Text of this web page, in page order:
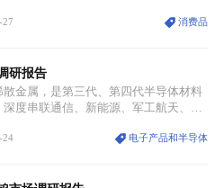
传统节日、古风活动等小众场景，逐步
，行业标准落地、生产技术升级、原
升，进一步夯实产业发展根基，吸引传
旅企业等跨界入局，市场活力持续释
27 消费品
研报告
散金属，是第三代、第四代半导体材料
深度串联通信、新能源、军工航天、光
弈的关键战略资源。镓并非传统大宗金
24 电子产品和半导体